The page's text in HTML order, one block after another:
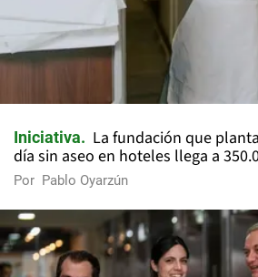
Iniciativa
La fundación que
día sin aseo en hoteles llega a
Por Pablo Oyarzún